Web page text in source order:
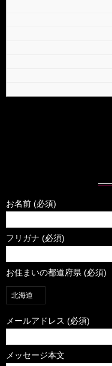
お名前 (必須)
フリガナ (必須)
お住まいの都道府県 (必須)
メールアドレス (必須)
メッセージ本文